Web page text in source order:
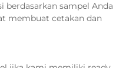
berdasarkan sampel Anda
membuat cetakan dan